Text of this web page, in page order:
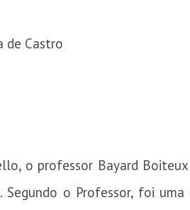
de Castro
o professor Bayard
o Professor, foi